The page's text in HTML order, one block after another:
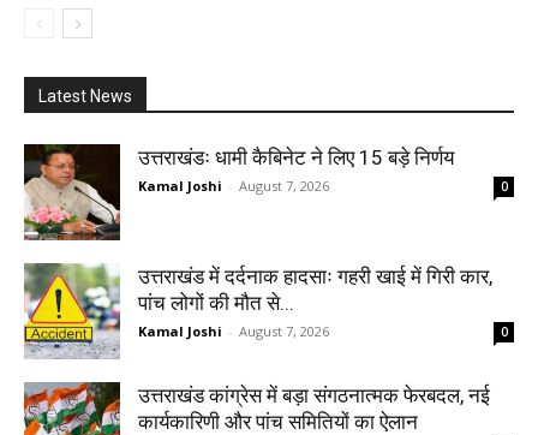
Latest News
उत्तराखंडः धामी कैबिनेट ने लिए 15 बड़े निर्णय
Kamal Joshi - August 7, 2026 0
उत्तराखंड में दर्दनाक हादसाः गहरी खाई में गिरी कार,
पांच लोगों की मौत से...
Kamal Joshi - August 7, 2026 0
उत्तराखंड कांग्रेस में बड़ा संगठनात्मक फेरबदल, नई
कार्यकारिणी और पांच समितियों का ऐलान